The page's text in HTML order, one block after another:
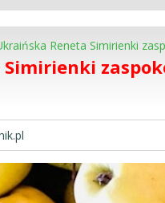
Reneta Simirienki